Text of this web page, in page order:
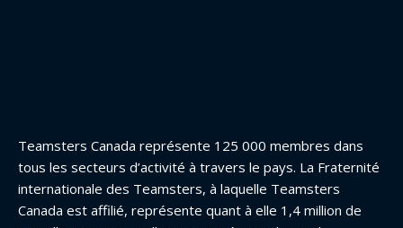
Teamsters Canada représente 125 000 membres dans
tous les secteurs d’activité à travers le pays. La Fraternité
internationale des Teamsters, à laquelle Teamsters
Canada est affilié, représente quant à elle 1,4 million de